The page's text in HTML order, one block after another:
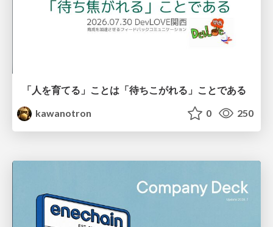
「人を育てる」ことは「待ちこがれる」ことである
kawanotron
0 250